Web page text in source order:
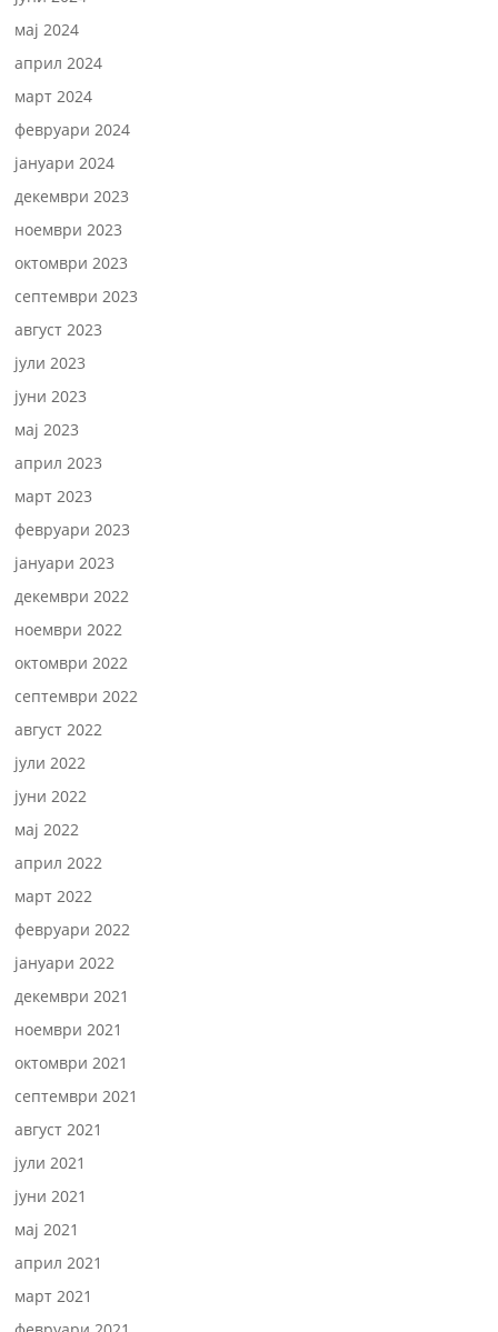
мај 2024
април 2024
март 2024
февруари 2024
јануари 2024
декември 2023
ноември 2023
октомври 2023
септември 2023
август 2023
јули 2023
јуни 2023
мај 2023
април 2023
март 2023
февруари 2023
јануари 2023
декември 2022
ноември 2022
октомври 2022
септември 2022
август 2022
јули 2022
јуни 2022
мај 2022
април 2022
март 2022
февруари 2022
јануари 2022
декември 2021
ноември 2021
октомври 2021
септември 2021
август 2021
јули 2021
јуни 2021
мај 2021
април 2021
март 2021